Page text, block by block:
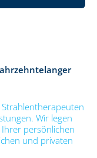
Wir legen
persönlichen
und privaten